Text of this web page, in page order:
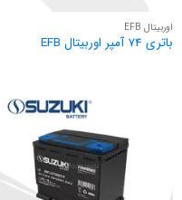
اوربیتال EFB
باتری 74 آمپر اوربیتال EFB